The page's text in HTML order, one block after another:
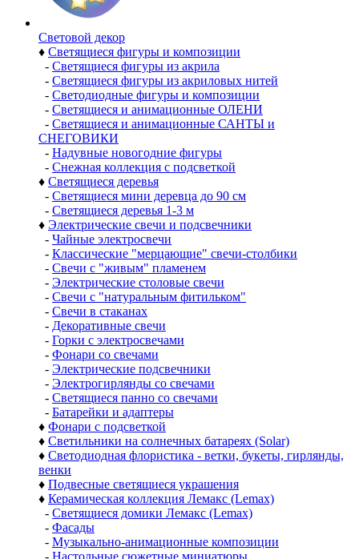
Световой декор
♦ Светящиеся фигуры и композиции
- Светящиеся фигуры из акрила
- Светящиеся фигуры из акриловых нитей
- Светодиодные фигуры и композиции
- Светящиеся и анимационные ОЛЕНИ
- Светящиеся и анимационные САНТЫ и
СНЕГОВИКИ
- Надувные новогодние фигуры
- Снежная коллекция с подсветкой
♦ Светящиеся деревья
- Светящиеся мини деревца до 90 см
- Светящиеся деревья 1-3 м
♦ Электрические свечи и подсвечники
- Чайные электросвечи
- Классические "мерцающие" свечи-столбики
- Свечи с "живым" пламенем
- Электрические столовые свечи
- Свечи с "натуральным фитильком"
- Свечи в стаканах
- Декоративные свечи
- Горки с электросвечами
- Фонари со свечами
- Электрические подсвечники
- Электрогирлянды со свечами
- Светящиеся панно со свечами
- Батарейки и адаптеры
♦ Фонари с подсветкой
♦ Светильники на солнечных батареях (Solar)
♦ Светодиодная флористика - ветки, букеты, гирлянды,
венки
♦ Подвесные светящиеся украшения
♦ Керамическая коллекция Лемакс (Lemax)
- Светящиеся домики Лемакс (Lemax)
- Фасады
- Музыкально-анимационные композиции
- Настольные сюжетные миниатюры